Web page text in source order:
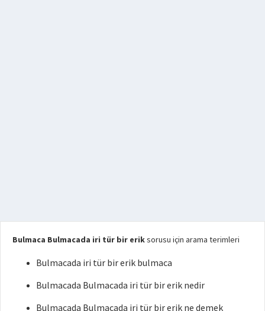
Bulmaca Bulmacada iri tür bir eriksorusu için arama terimleri
Bulmacada iri tür bir erik bulmaca
Bulmacada Bulmacada iri tür bir erik nedir
Bulmacada Bulmacada iri tür bir erik ne demek